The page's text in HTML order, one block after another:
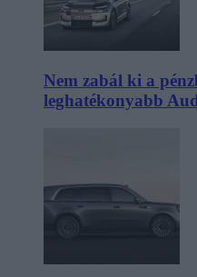
Nem zabál ki a
leghatékonyabb